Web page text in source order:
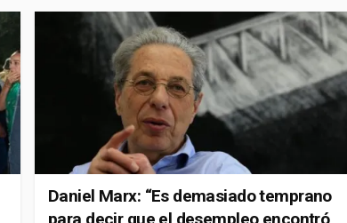
Daniel Marx: “Es demasiado temprano
para decir que el desempleo encontró